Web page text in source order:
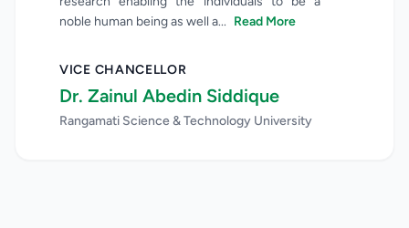
noble human being as well a... Read More
VICE CHANCELLOR
Dr. Zainul Abedin Siddique
Rangamati Science & Technology University